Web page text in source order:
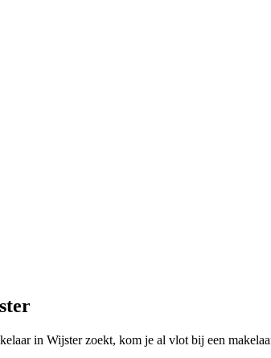
in Wijster zoekt, kom je al vlot bij een